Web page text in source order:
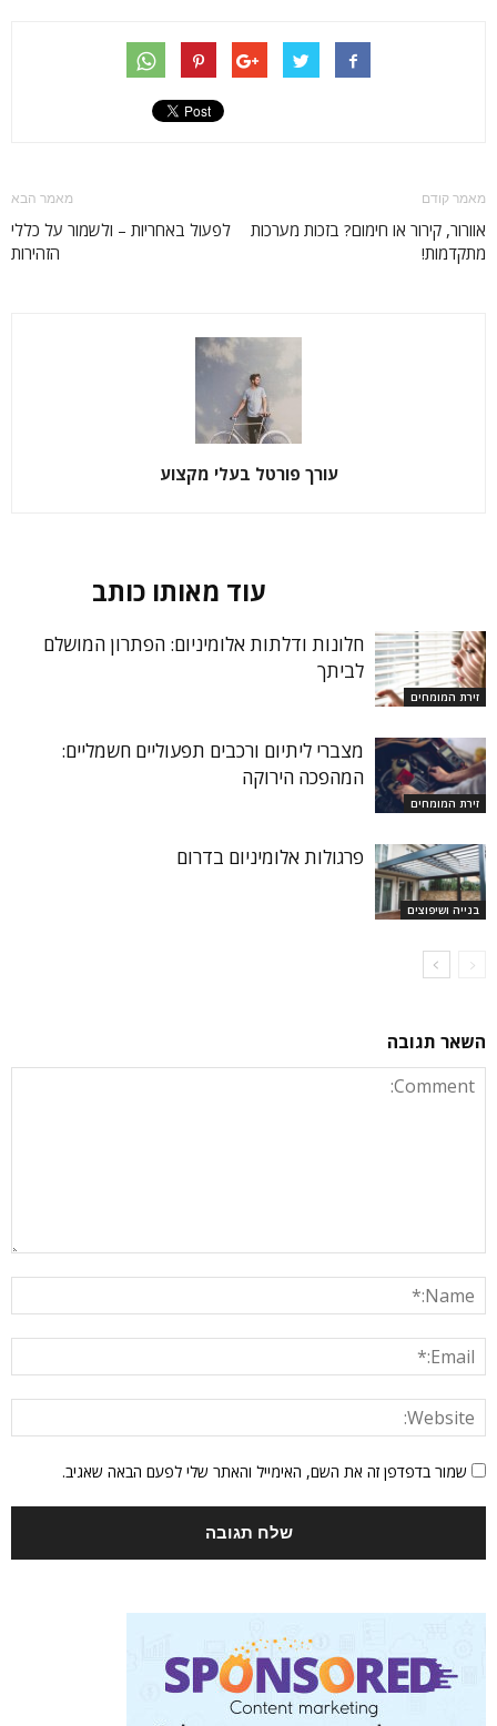
מאמר קודם
אוורור, קירור או חימום? בזכות מערכות
מתקדמות!
מאמר הבא
לפעול באחריות – ולשמור על כללי
הזהירות
עורך פורטל בעלי מקצוע
עוד מאותו כותב
זירת המומחים
חלונות ודלתות אלומיניום: הפתרון המושלם
לביתך
זירת המומחים
מצברי ליתיום ורכבים תפעוליים חשמליים:
המהפכה הירוקה
בנייה ושיפוצים
פרגולות אלומיניום בדרום
השאר תגובה
שמור בדפדפן זה את השם, האימייל והאתר שלי לפעם הבאה שאגיב.